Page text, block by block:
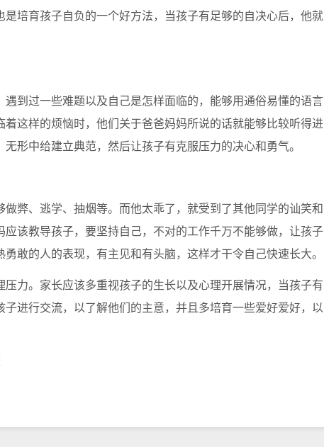
培育孩子自负的一个好方法，当孩子有足够的自决心后，他就
过一些难题以及自己是怎样面临的，能够用通俗易懂的语言
这样的烦恼时，他们关于爸爸妈妈所说的话就能够比较听得进
形中给建立典范，然后让孩子有克服压力的决心和勇气。
、逃学、抽烟等。而他太乖了，就受到了其他同学的讪笑和
该教导孩子，要坚持自己，不对的工作千万不能够做，让孩子
敢的人的表现，有主见和有头脑，这样才干令自己快速长大。
。家长应该多重视孩子的生长以及心理开展情况，当孩子有
进行交流，以了解他们的主意，并且多培育一些爱好爱好，以